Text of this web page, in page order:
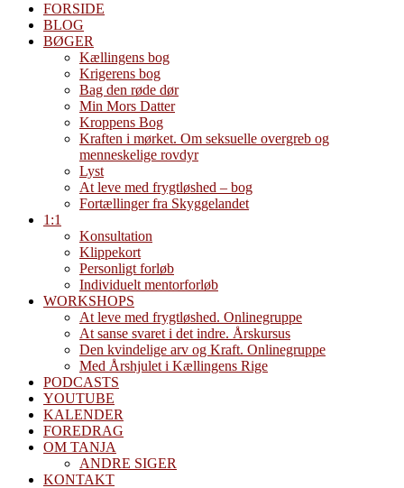
FORSIDE
BLOG
BØGER
Kællingens bog
Krigerens bog
Bag den røde dør
Min Mors Datter
Kroppens Bog
Kraften i mørket. Om seksuelle overgreb og
menneskelige rovdyr
Lyst
At leve med frygtløshed – bog
Fortællinger fra Skyggelandet
1:1
Konsultation
Klippekort
Personligt forløb
Individuelt mentorforløb
WORKSHOPS
At leve med frygtløshed. Onlinegruppe
At sanse svaret i det indre. Årskursus
Den kvindelige arv og Kraft. Onlinegruppe
Med Årshjulet i Kællingens Rige
PODCASTS
YOUTUBE
KALENDER
FOREDRAG
OM TANJA
ANDRE SIGER
KONTAKT